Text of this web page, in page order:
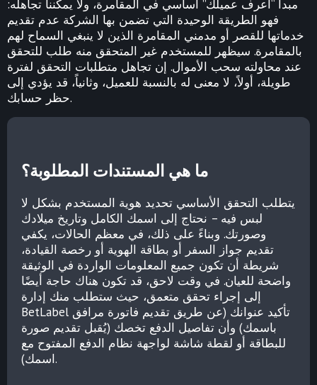
مبدأ “اعرف عميلك” أساسي في المقامرة، ولا يمكننا تجاهله:
فهو الطريقة الوحيدة التي تضمن بها الشركة عدم تقديم
خدماتها للقصر أو مدمني المقامرة الذين لا ينبغي السماح لهم
بالمقامرة. سيظهر للمستخدم غير المتحقق منه طلب للتحقق
عند محاولته سحب الأموال. إن تجاهل متطلبات التحقق لفترة
طويلة، أولاً، لا معنى له بالنسبة للعميل، وثانياً، قد يؤدي إلى
حظر حسابك.
ما هي المستندات المطلوبة؟
يتطلب التحقق الأساسي تحديد هوية المستخدم بشكل لا
لبس فيه – نحتاج إلى اسمك الكامل وتاريخ ميلادك
وصورتك. وبناءً على ذلك، في معظم الحالات، يكفي
تقديم جواز السفر أو بطاقة الهوية أو رخصة القيادة،
شريطة أن تكون جميع المعلومات الواردة في الوثيقة
واضحة للعيان. في وقت لاحق، قد تكون هناك حاجة أيضًا
إلى إجراء تحقق متعمق، حيث ستطلب منك إدارة
BetLabel تأكيد عنوانك (عن طريق تقديم فاتورة مرافق
باسمك) وأن تفاصيل الدفع تخصك (يُقبل تقديم صورة
للبطاقة أو لقطة شاشة لواجهة نظام الدفع المفتوح مع
اسمك).